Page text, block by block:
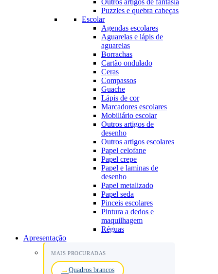
Outros artigos de fantasia
Puzzles e quebra cabeças
Escolar
Agendas escolares
Aguarelas e lápis de
aguarelas
Borrachas
Cartão ondulado
Ceras
Compassos
Guache
Lápis de cor
Marcadores escolares
Mobiliário escolar
Outros artigos de
desenho
Outros artigos escolares
Papel celofane
Papel crepe
Papel e laminas de
desenho
Papel metalizado
Papel seda
Pinceis escolares
Pintura a dedos e
maquilhagem
Réguas
Apresentação
MAIS PROCURADAS
Quadros brancos